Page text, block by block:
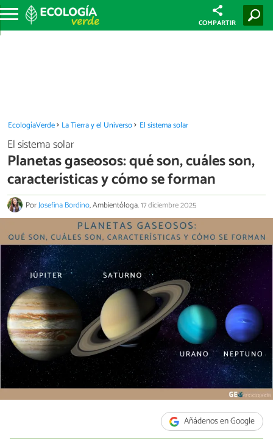
COMPARTIR
EcologíaVerde La Tierra y el Universo El sistema solar
El sistema solar
Planetas gaseosos: qué son, cuáles son,
características y cómo se forman
PorJosefina Bordino, Ambientóloga.17 diciembre 2025
Añádenos en Google